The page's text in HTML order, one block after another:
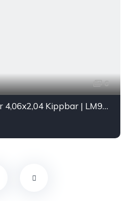
6
Saris Multitranporter 4,06x2,04 Kippbar | LM990